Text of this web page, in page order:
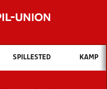
Hvad vil du søge efter?
OG NYHEDER
SPILLESTED KAMP